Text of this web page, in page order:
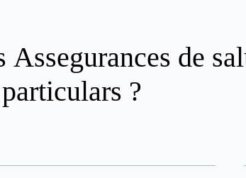
Assegurances de
particulars ?